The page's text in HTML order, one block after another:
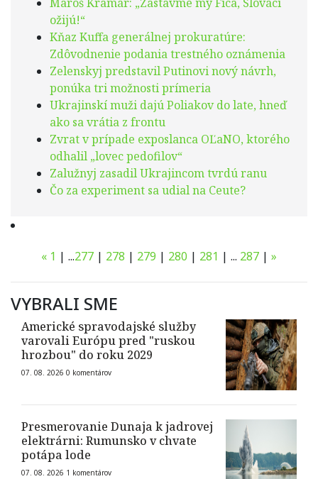
ožijú!“
Kňaz Kuffa generálnej prokuratúre:
Zdôvodnenie podania trestného oznámenia
Zelenskyj predstavil Putinovi nový návrh,
ponúka tri možnosti prímeria
Ukrajinskí muži dajú Poliakov do late, hneď
ako sa vrátia z frontu
Zvrat v prípade exposlanca OĽaNO, ktorého
odhalil „lovec pedofilov“
Zalužnyj zasadil Ukrajincom tvrdú ranu
Čo za experiment sa udial na Ceute?
« 1 | ...277 | 278 | 279 | 280 | 281 | ... 287 | »
VYBRALI SME
Americké spravodajské služby
varovali Európu pred "ruskou
hrozbou" do roku 2029
07. 08. 2026 0 komentárov
Presmerovanie Dunaja k jadrovej
elektrárni: Rumunsko v chvate
potápa lode
07. 08. 2026 1 komentárov